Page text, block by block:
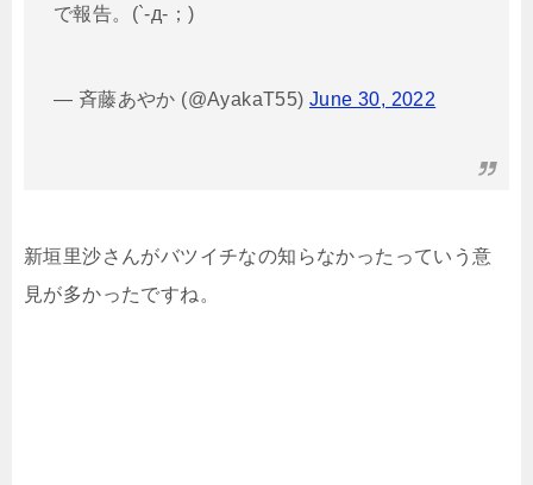
で報告。(`-д-；)ゞ
— 斉藤あやか (@AyakaT55)June 30, 2022
新垣里沙さんがバツイチなの知らなかったっていう意
見が多かったですね。